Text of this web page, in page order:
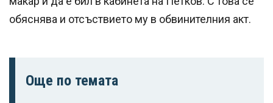
обяснява и отсъствието му в обвинителния акт.
Още по темата